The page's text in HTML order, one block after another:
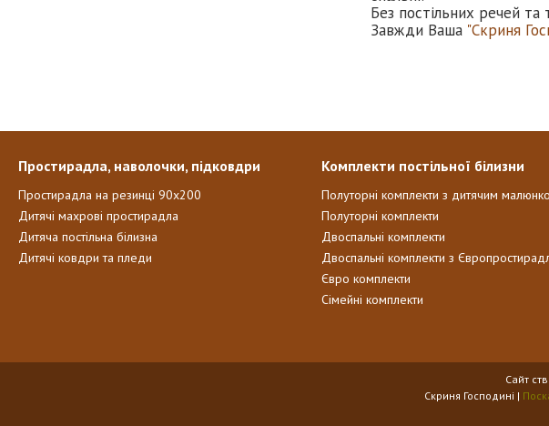
Без постільних речей та
Завжди Ваша "Скриня
Простирадла, наволочки, підковдри
Простирадла на резинці 90х200
Дитячі махрові простирадла
Дитяча постільна білизна
Дитячі ковдри та пледи
Комплекти постільної білизни
Полуторні комплекти з дитячим
Полуторні комплекти
Двоспальні комплекти
Двоспальні комплекти з
Євро комплекти
Сімейні комплекти
Сайт
Скриня Господині |